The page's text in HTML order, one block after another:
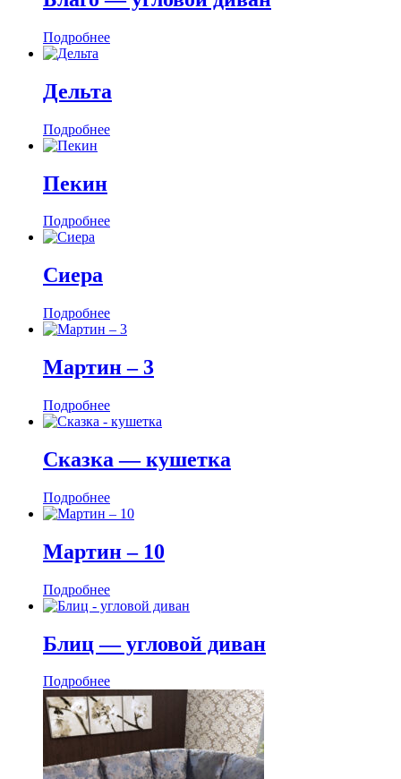
Подробнее
Дельта
Подробнее
Пекин
Подробнее
Сиера
Подробнее
Мартин ‒ 3
Подробнее
Сказка — кушетка
Подробнее
Мартин ‒ 10
Подробнее
Блиц — угловой диван
Подробнее